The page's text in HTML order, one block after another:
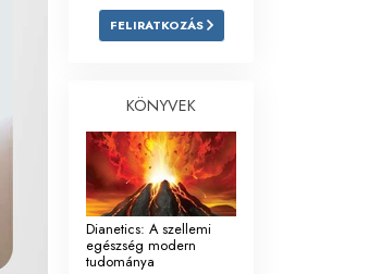
Megoldások a drogokra
Eszközök a munkahelyen
Az etika és az állapotok
Az elnyomás oka
Kivizsgálások
FELIRATKOZÁS
KÖNYVEK
Dianetics: A szellemi
egészség modern
tudománya